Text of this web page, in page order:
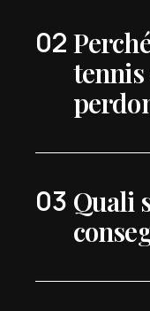
tennis
Quali